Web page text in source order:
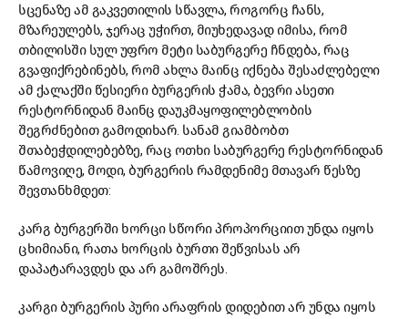
სცენაზე ამ გაკვეთილის სწავლა, როგორც ჩანს,
მზარეულებს, ჯერაც უჭირთ, მიუხედავად იმისა, რომ
თბილისში სულ უფრო მეტი საბურგერე ჩნდება, რაც
გვაფიქრებინებს, რომ ახლა მაინც იქნება შესაძლებელი
ამ ქალაქში წესიერი ბურგერის ჭამა, ბევრი ასეთი
რესტორნიდან მაინც დაუკმაყოფილებლობის
შეგრძნებით გამოდიხარ. სანამ გიამბობთ
შთაბეჭდილებებზე, რაც ოთხი საბურგერე რესტორნიდან
წამოვიღე, მოდი, ბურგერის რამდენიმე მთავარ წესზე
შევთანხმდეთ:
კარგ ბურგერში ხორცი სწორი პროპორციით უნდა იყოს
ცხიმიანი, რათა ხორცის ბურთი შეწვისას არ
დაპატარავდეს და არ გამოშრეს.
კარგი ბურგერის პური არაფრის დიდებით არ უნდა იყოს